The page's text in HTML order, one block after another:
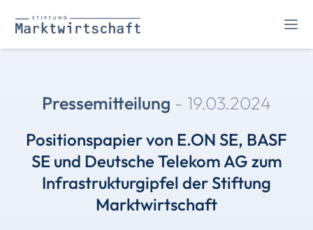
Pressemitteilung - 19.03.2024
Positionspapier von E.ON SE, BASF
SE und Deutsche Telekom AG zum
Infrastrukturgipfel der Stiftung
Marktwirtschaft